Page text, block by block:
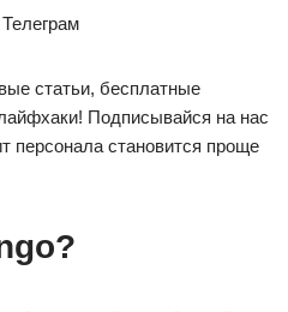
статьи, бесплатные
Подписывайся на нас
персонала становится проще